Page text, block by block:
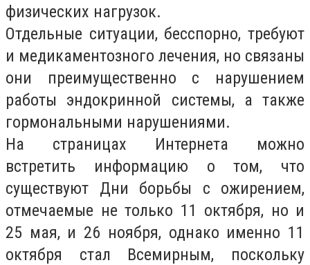
физических нагрузок.
Отдельные ситуации, бесспорно, требуют
и медикаментозного лечения, но связаны
они преимущественно с нарушением
работы эндокринной системы, а также
гормональными нарушениями.
На страницах Интернета можно
встретить информацию о том, что
существуют Дни борьбы с ожирением,
отмечаемые не только 11 октября, но и
25 мая, и 26 ноября, однако именно 11
октября стал Всемирным, поскольку